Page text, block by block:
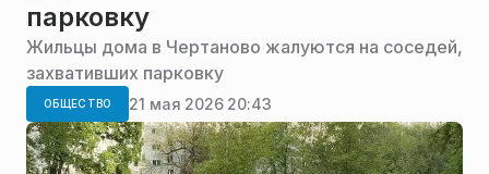
парковку
Жильцы дома в Чертаново жалуются на соседей,
захвативших парковку
ОБЩЕСТВО 21 мая 2026 20:43